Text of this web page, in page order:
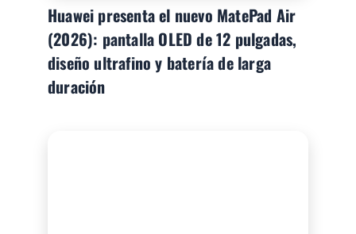
Huawei presenta el nuevo MatePad Air
(2026): pantalla OLED de 12 pulgadas,
diseño ultrafino y batería de larga
duración